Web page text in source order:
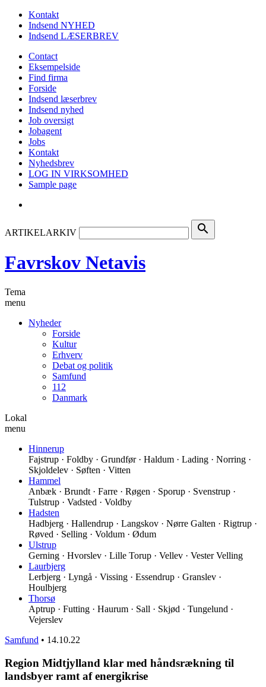
Kontakt
Indsend NYHED
Indsend LÆSERBREV
Contact
Eksempelside
Find firma
Forside
Indsend læserbrev
Indsend nyhed
Job oversigt
Jobagent
Jobs
Kontakt
Nyhedsbrev
LOG IN VIRKSOMHED
Sample page
ARTIKELARKIV search
Favrskov Netavis
Tema
menu
Nyheder
Forside
Kultur
Erhverv
Debat og politik
Samfund
112
Danmark
Lokal
menu
Hinnerup
Fajstrup · Foldby · Grundfør · Haldum · Lading · Norring ·
Skjoldelev · Søften · Vitten
Hammel
Anbæk · Brundt · Farre · Røgen · Sporup · Svenstrup ·
Tulstrup · Vadsted · Voldby
Hadsten
Hadbjerg · Hallendrup · Langskov · Nørre Galten · Rigtrup ·
Røved · Selling · Voldum · Ødum
Ulstrup
Gerning · Hvorslev · Lille Torup · Vellev · Vester Velling
Laurbjerg
Lerbjerg · Lyngå · Vissing · Essendrup · Granslev ·
Houlbjerg
Thorsø
Aptrup · Futting · Haurum · Sall · Skjød · Tungelund ·
Vejerslev
Samfund • 14.10.22
Region Midtjylland klar med håndsrækning til
landsbyer ramt af energikrise